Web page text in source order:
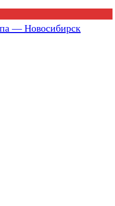
— Новосибирск